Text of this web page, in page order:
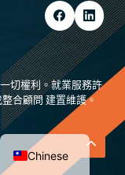
切權利。就業服務許
合顧問 建置維護。
Chinese
English